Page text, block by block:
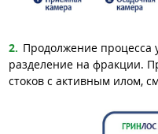
Продолжение процесса
разделение на фракции.
стоков с активным илом,